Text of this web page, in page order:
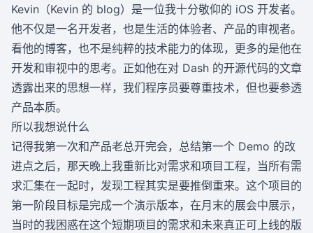
Kevin（Kevin 的 blog）是一位我十分敬仰的 iOS 开发者。
他不仅是一名开发者，也是生活的体验者、产品的审视者。
看他的博客，也不是纯粹的技术能力的体现，更多的是他在
开发和审视中的思考。正如他在对 Dash 的开源代码的文章
透露出来的思想一样，我们程序员要尊重技术，但也要参透
产品本质。
所以我想说什么
记得我第一次和产品老总开完会，总结第一个 Demo 的改
进点之后，那天晚上我重新比对需求和项目工程，当所有需
求汇集在一起时，发现工程其实是要推倒重来。这个项目的
第一阶段目标是完成一个演示版本，在月末的展会中展示，
当时的我困惑在这个短期项目的需求和未来真正可上线的版